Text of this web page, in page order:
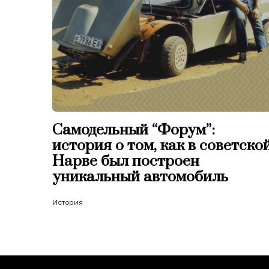
Самодельный “Форум”:
история о том, как в
Нарве был построен
уникальный автомобиль
История